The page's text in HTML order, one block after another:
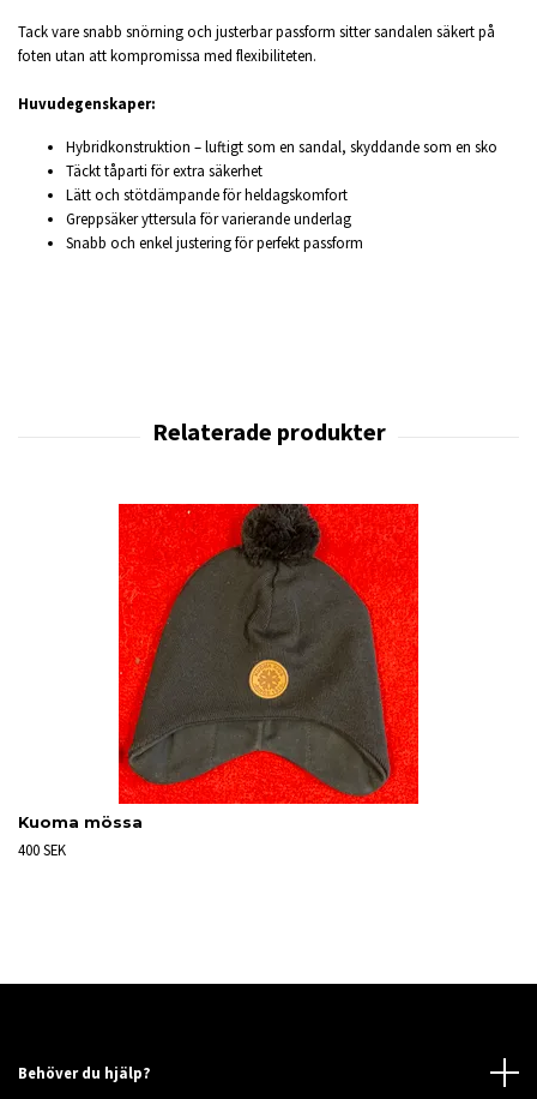
Tack vare snabb snörning och justerbar passform sitter sandalen säkert på
foten utan att kompromissa med flexibiliteten.
Huvudegenskaper:
Hybridkonstruktion – luftigt som en sandal, skyddande som en sko
Täckt tåparti för extra säkerhet
Lätt och stötdämpande för heldagskomfort
Greppsäker yttersula för varierande underlag
Snabb och enkel justering för perfekt passform
Kuoma mössa
400 SEK
Behöver du hjälp?